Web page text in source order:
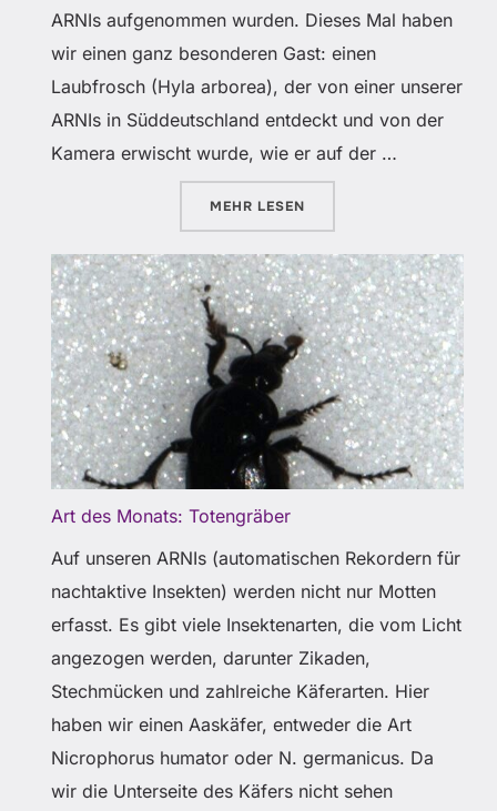
ARNIs aufgenommen wurden. Dieses Mal haben
wir einen ganz besonderen Gast: einen
Laubfrosch (Hyla arborea), der von einer unserer
ARNIs in Süddeutschland entdeckt und von der
Kamera erwischt wurde, wie er auf der …
MEHR ÜBER „ART DES MONATS: DER
LESEN
Art des Monats: Totengräber
Auf unseren ARNIs (automatischen Rekordern für
nachtaktive Insekten) werden nicht nur Motten
erfasst. Es gibt viele Insektenarten, die vom Licht
angezogen werden, darunter Zikaden,
Stechmücken und zahlreiche Käferarten. Hier
haben wir einen Aaskäfer, entweder die Art
Nicrophorus humator oder N. germanicus. Da
wir die Unterseite des Käfers nicht sehen